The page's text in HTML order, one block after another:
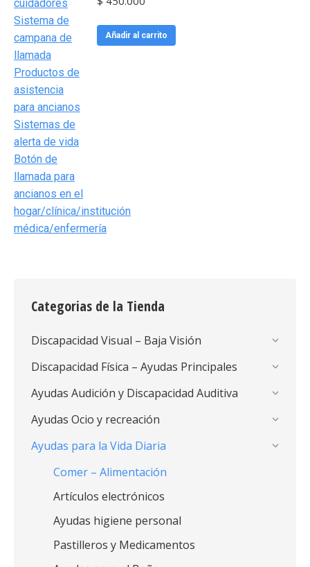
Añadir al carrito
Categorias de la Tienda
Discapacidad Visual – Baja Visión
Discapacidad Física – Ayudas Principales
Ayudas Audición y Discapacidad Auditiva
Ayudas Ocio y recreación
Ayudas para la Vida Diaria
Comer – Alimentación
Artículos electrónicos
Ayudas higiene personal
Pastilleros y Medicamentos